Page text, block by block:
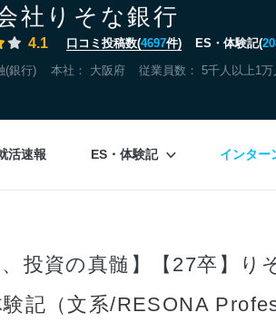
社りそな銀行
4.1 口コミ投稿数(4697件) ES・体験記(
(銀行) 本社： 大阪府 従業員数： 5千人以上1万
活速報 ES・体験記 インター
、投資の真髄】【27卒】り
記（文系/RESONA